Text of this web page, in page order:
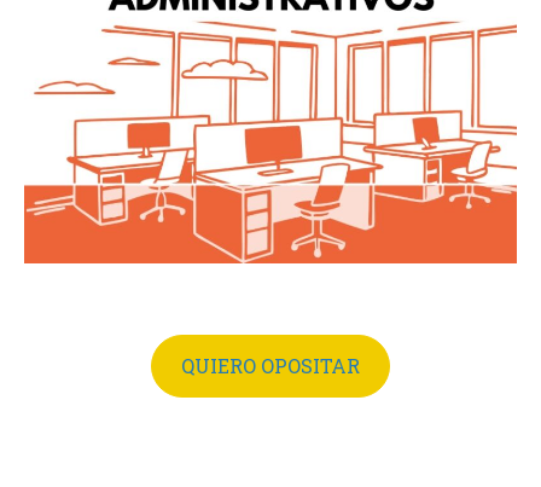
QUIERO OPOSITAR